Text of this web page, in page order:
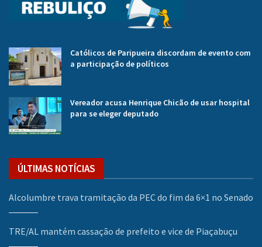
Católicos de Paripueira discordam de evento com
a participação de políticos
Vereador acusa Henrique Chicão de usar hospital
para se eleger deputado
ÚLTIMAS NOTÍCIAS
Alcolumbre trava tramitação da PEC do fim da 6×1 no Senado
TRE/AL mantém cassação de prefeito e vice de Piaçabuçu